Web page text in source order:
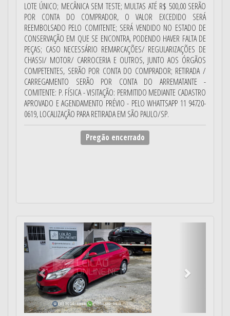
LOTE ÚNICO; MECÂNICA SEM TESTE; MULTAS ATÉ R$ 500,00 SERÃO
POR CONTA DO COMPRADOR, O VALOR EXCEDIDO SERÁ
REEMBOLSADO PELO COMITENTE; SERÁ VENDIDO NO ESTADO DE
CONSERVAÇÃO EM QUE SE ENCONTRA, PODENDO HAVER FALTA DE
PEÇAS; CASO NECESSÁRIO REMARCAÇÕES/ REGULARIZAÇÕES DE
CHASSI/ MOTOR/ CARROCERIA E OUTROS, JUNTO AOS ÓRGÃOS
COMPETENTES, SERÃO POR CONTA DO COMPRADOR; RETIRADA /
CARREGAMENTO SERÃO POR CONTA DO ARREMATANTE -
COMITENTE: P. FÍSICA - VISITAÇÃO: PERMITIDO MEDIANTE CADASTRO
APROVADO E AGENDAMENTO PRÉVIO - PELO WHATTSAPP 11 94720-
0619, LOCALIZAÇÃO PARA RETIRADA EM SÃO PAULO/SP.
Pregão encerrado
Anterior